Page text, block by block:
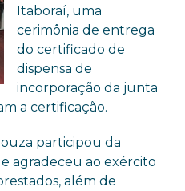
Itaboraí, uma
cerimônia de entrega
do certificado de
dispensa de
incorporação da junta
a certificação.
participou da
agradeceu ao exército
além de